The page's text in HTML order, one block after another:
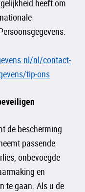
heeft om
nl/contact-
tip-ons
de bescherming
passende
onbevoegde
en
te gaan. Als u de